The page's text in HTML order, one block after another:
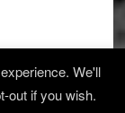
We'll
out if you wish.